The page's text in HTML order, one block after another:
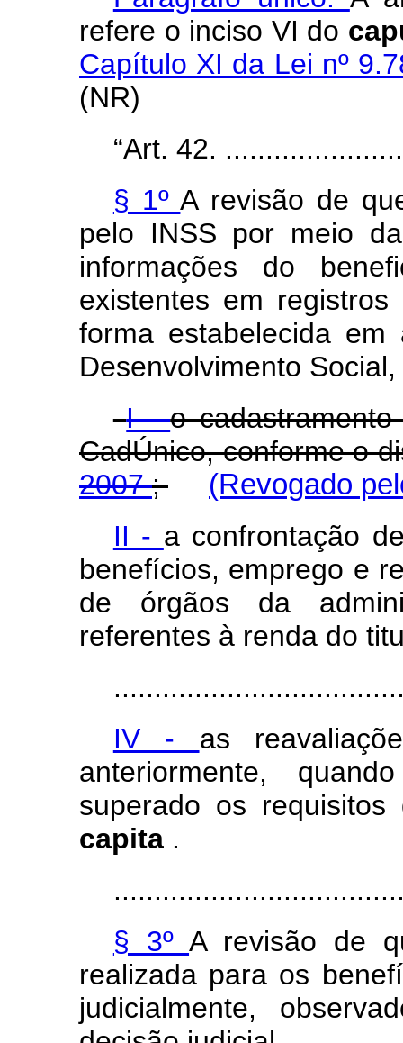
refere o inciso VI do
Capítulo XI da Lei nº
(NR)
“Art. 42.
§ 1ºA revisão de
pelo INSS por meio
informações do
existentes em
forma estabelecida
Desenvolvimento
I -o
CadÚnico, conforme o
2007;
(Revogado
II - a confrontação
benefícios, emprego e
de órgãos da
referentes à renda do
IV - as
anteriormente,
superado os
capita .
§ 3ºA revisão de
realizada para os
judicialmente,